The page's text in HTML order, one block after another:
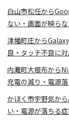
白山市松任から
ない・画面が映ら
津幡町庄から
良・タッチ不良に
内灘町大根布から
充電の減り・電源
かほく市宇野気か
い・電源が落ちる